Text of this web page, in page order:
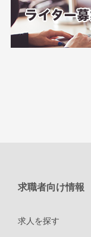
求職者向け情報
求人を探す